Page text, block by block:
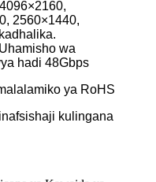
2560×1440,
wa
hadi 48Gbps
ya RoHS
kulingana